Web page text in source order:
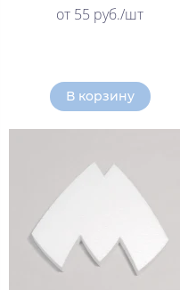
от 55 руб./шт
В корзину